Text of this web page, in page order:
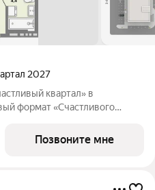
2027
квартал» в
сочетается с более
О проекте:
Позвоните мне